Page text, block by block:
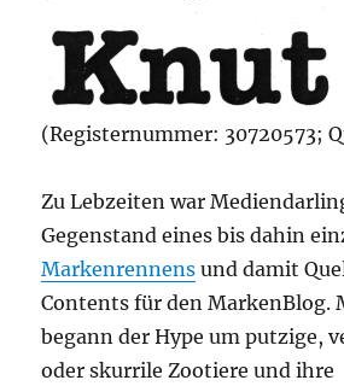
(Registernummer: 30720573;
Zu Lebzeiten war
Gegenstand eines bis dahin
Markenrennens und damit
Contents für den MarkenBlog.
begann der Hype um putzige,
oder skurrile Zootiere und ihre